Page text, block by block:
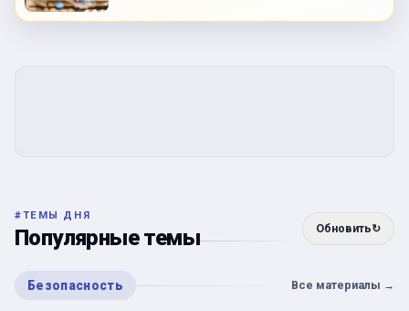
#ТЕМЫ ДНЯ
Популярные темы Обновить↻
Безопасность Все материалы →